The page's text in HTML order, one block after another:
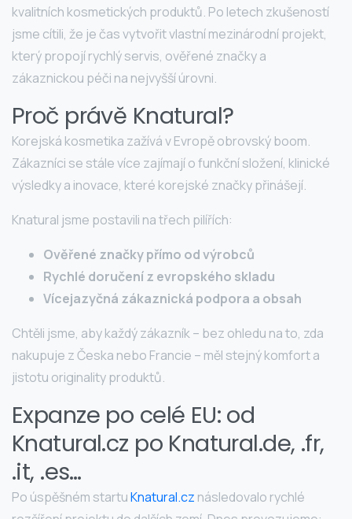
kvalitních kosmetických produktů. Po letech zkušeností
jsme cítili, že je čas vytvořit vlastní mezinárodní projekt,
který propojí rychlý servis, ověřené značky a
zákaznickou péči na nejvyšší úrovni.
Proč právě Knatural?
Korejská kosmetika zažívá v Evropě obrovský boom.
Zákazníci se stále více zajímají o funkční složení, klinické
výsledky a inovace, které korejské značky přinášejí.
Knatural jsme postavili na třech pilířích:
Ověřené značky přímo od výrobců
Rychlé doručení z evropského skladu
Vícejazyčná zákaznická podpora a obsah
Chtěli jsme, aby každý zákazník – bez ohledu na to, zda
nakupuje z Česka nebo Francie – měl stejný komfort a
jistotu originality produktů.
Expanze po celé EU: od
Knatural.cz po Knatural.de, .fr,
.it, .es…
Po úspěšném startuKnatural.cz následovalo rychlé